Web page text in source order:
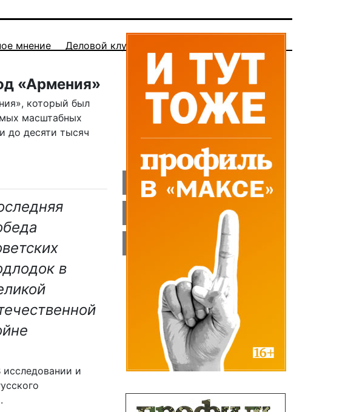
мнение Деловой клуб
«Армения»
который был
масштабных
до десяти тысяч
в
и